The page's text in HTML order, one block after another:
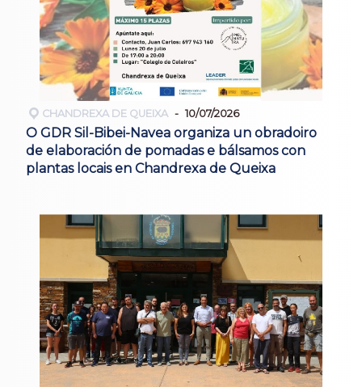
CHANDREXA DE QUEIXA 10/07/2026
O GDR Sil-Bibei-Navea organiza un obradoiro
de elaboración de pomadas e bálsamos con
plantas locais en Chandrexa de Queixa